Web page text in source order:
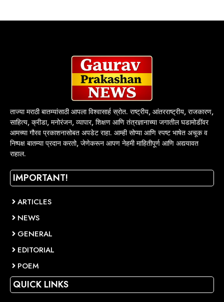
ताज्या मराठी बातम्यांसाठी आपला विश्वासार्ह स्रोत. राष्ट्रीय, आंतरराष्ट्रीय, राजकारण,
साहित्य, क्रीडा, मनोरंजन, व्यापार, शिक्षण आणि तंत्रज्ञानाच्या जगातील घडामोडींवर
आमच्या गौरव प्रकाशनासोबत अपडेट राहा. आम्ही सोप्या आणि स्पष्ट भाषेत अचूक व
निष्पक्ष बातम्या प्रदान करतो, जेणेकरून आपण नेहमी माहितीपूर्ण आणि अद्ययावत
राहाल.
IMPORTANT!
ARTICLES
NEWS
GENERAL
EDITORIAL
POEM
QUICK LINKS